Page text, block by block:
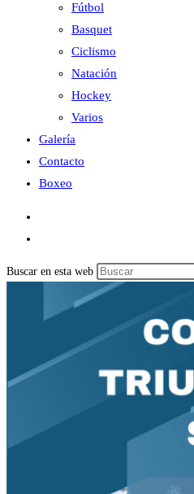
Fútbol
Basquet
Ciclismo
Natación
Hockey
Varios
Galería
Contacto
Boxeo
Buscar en esta web